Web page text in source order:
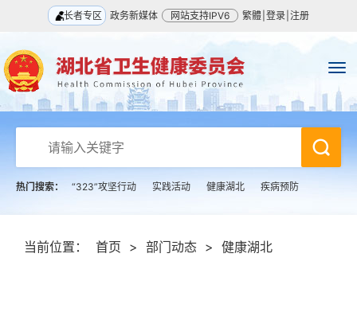
长者专区 政务新媒体 网站支持IPV6 繁體 登录 注册
热门搜索： “323”攻坚行动 实践活动 健康湖北 疾病预防
当前位置： 首页 > 部门动态 > 健康湖北